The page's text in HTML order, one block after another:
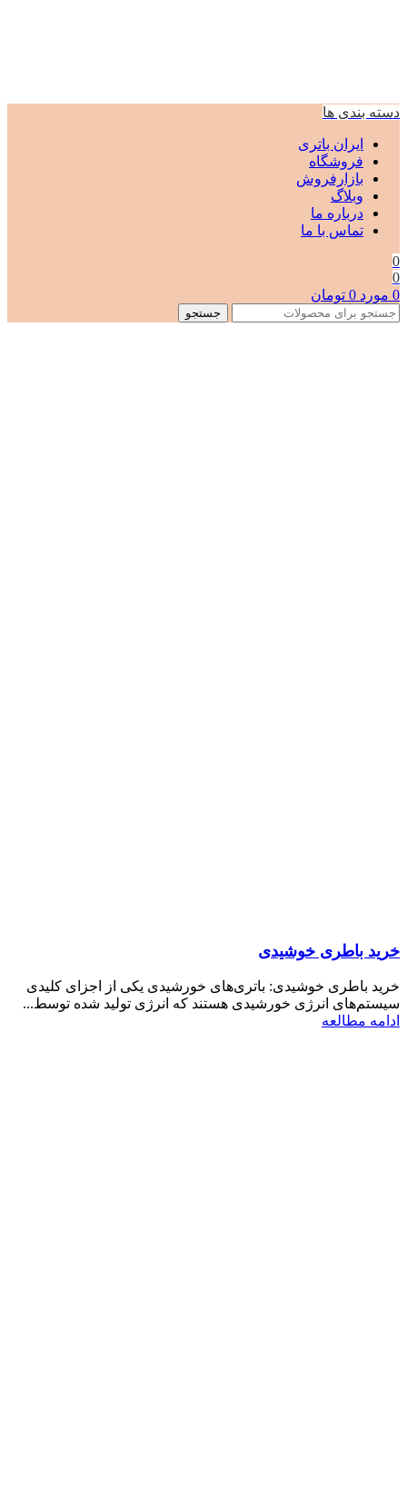
دسته بندی ها
ایران باتری
فروشگاه
بازارفروش
وبلاگ
درباره ما
تماس با ما
0
0
0 مورد 0 تومان
جستجو
خرید باطری خوشیدی
خرید باطری خوشیدی: باتری‌های خورشیدی یکی از اجزای کلیدی
سیستم‌های انرژی خورشیدی هستند که انرژی تولید شده توسط...
ادامه مطالعه